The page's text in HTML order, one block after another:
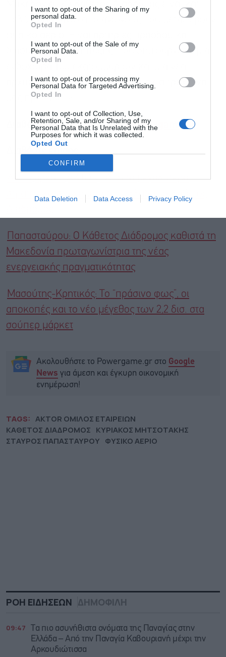
I want to opt-out of the Sharing of my
personal data.
Opted In
I want to opt-out of the Sale of my
Personal Data.
Opted In
I want to opt-out of processing my
Personal Data for Targeted Advertising.
Opted In
I want to opt-out of Collection, Use,
Retention, Sale, and/or Sharing of my
Personal Data that Is Unrelated with the
Purposes for which it was collected.
Opted Out
CONFIRM
Data Deletion Data Access Privacy Policy
πολύ παραπάνω από αγωγούς που μεταφέρουν
διασυνδέσεις ανάπτυξης, που δημιουργούν μια
ενδοχώρα 100 εκατομμυρίων και μια νέα
αρχιτεκτονική, στην οποία η Τουρκία τρέχει να
μας προλάβει!».
Διαβάστε περισσότερα στοenergygame.gr
Αλ. Εξάρχου (AKTOR): Από τα μεγαλύτερα
στρατηγικά στοιχήματα της Ελλάδας ο Κάθετος
Παπασταύρου: Ο Κάθετος Διάδρομος καθιστά τη
Μακεδονία πρωταγωνίστρια της νέας
ενεργειακής πραγματικότητας
Μασούτης-Κρητικός: Το “πράσινο φως”, οι
αποκοπές και το νέο μέγεθος των 2,2 δισ. στα
σούπερ μάρκετ
Ακολουθήστε το Powergame.gr στο Google
News για άμεση και έγκυρη οικονομική
ενημέρωση!
TAGS: AKTOR ΟΜΙΛΟΣ ΕΤΑΙΡΕΙΩΝ
ΚΑΘΕΤΟΣ ΔΙΑΔΡΟΜΟΣ ΚΥΡΙΑΚΟΣ ΜΗΤΣΟΤΑΚΗΣ
ΣΤΑΥΡΟΣ ΠΑΠΑΣΤΑΥΡΟΥ ΦΥΣΙΚΟ ΑΕΡΙΟ
ΡΟΗ ΕΙΔΗΣΕΩΝ ΔΗΜΟΦΙΛΗ
09:47
Τα πιο ασυνήθιστα ονόματα της Παναγίας στην
Ελλάδα – Από την Παναγία Καβουριανή μέχρι την
Αρκουδιώτισσα
και την πολιτική απορρήτου